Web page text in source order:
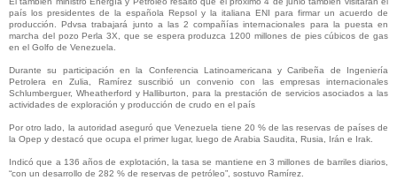
país los presidentes de la española Repsol y la italiana ENI para firmar un acuerdo de
producción. Pdvsa trabajará junto a las 2 compañías internacionales para la puesta en
marcha del pozo Perla 3X, que se espera produzca 1200 millones de pies cúbicos de gas
en el Golfo de Venezuela.
Durante su participación en la Conferencia Latinoamericana y Caribeña de Ingeniería
Petrolera en Zulia, Ramírez suscribió un convenio con las empresas internacionales
Schlumberguer, Wheatherford y Halliburton, para la prestación de servicios asociados a las
actividades de exploración y producción de crudo en el país
Por otro lado, la autoridad aseguró que Venezuela tiene 20 % de las reservas de países de
la Opep y destacó que ocupa el primer lugar, luego de Arabia Saudita, Rusia, Irán e Irak.
Indicó que a 136 años de explotación, la tasa se mantiene en 3 millones de barriles diarios,
“con un desarrollo de 282 % de reservas de petróleo”, sostuvo Ramírez.